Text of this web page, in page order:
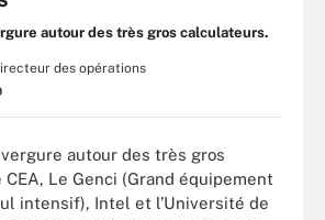
autour des très gros calculateurs.
des opérations
autour des très gros
Le Genci (Grand équipement
intensif), Intel et l’Université de